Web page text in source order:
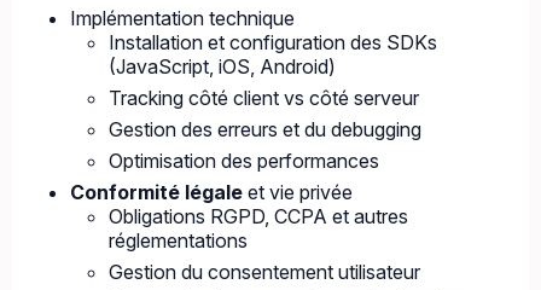
Implémentation technique
Installation et configuration des SDKs
(JavaScript, iOS, Android)
Tracking côté client vs côté serveur
Gestion des erreurs et du debugging
Optimisation des performances
Conformité légale et vie privée
Obligations RGPD, CCPA et autres
réglementations
Gestion du consentement utilisateur